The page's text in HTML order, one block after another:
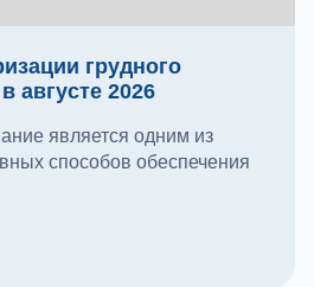
грудного
августе 2026
является одним из
способов обеспечения